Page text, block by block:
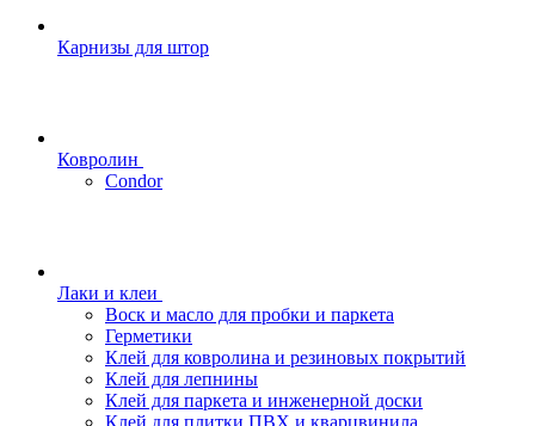
Карнизы для штор
Ковролин
Condor
Лаки и клеи
Воск и масло для пробки и паркета
Герметики
Клей для ковролина и резиновых покрытий
Клей для лепнины
Клей для паркета и инженерной доски
Клей для плитки ПВХ и кварцвинила